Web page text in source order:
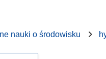
nauki o środowisku